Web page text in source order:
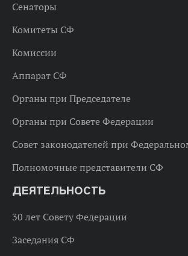
Сенаторы
Комитеты СФ
Комиссии
Аппарат СФ
Органы при Председателе
Органы при Совете Федерации
Совет законодателей при
Полномочные представители СФ
ДЕЯТЕЛЬНОСТЬ
30 лет Совету Федерации
Заседания СФ